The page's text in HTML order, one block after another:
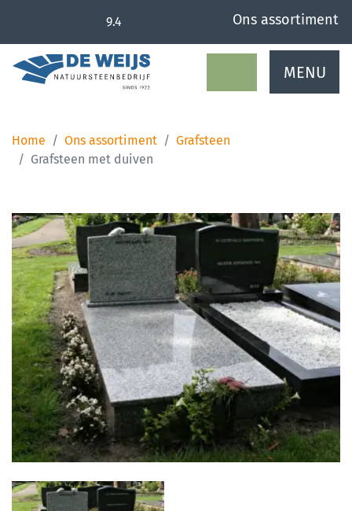
9.4 Ons assortiment
MENU
Home Ons assortiment
Grafsteen
Grafsteen met duiven
Foto
album